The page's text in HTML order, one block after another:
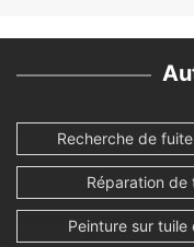
Recherche de
Réparation de
Peinture sur tuile